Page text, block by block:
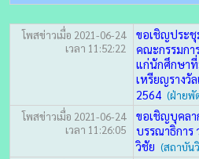
โพสข่าวเมื่อ 2021-06-24
เวลา 11:52:22
ขอเชิญประชุ
คณะกรรมกา
แก่นักศึกษาที่
เหรียญรางวั
2564 (ฝ่ายพั
โพสข่าวเมื่อ 2021-06-24
เวลา 11:26:05
ขอเชิญบุคลา
บรรณาธิการ
วิชัย (สถาบัน